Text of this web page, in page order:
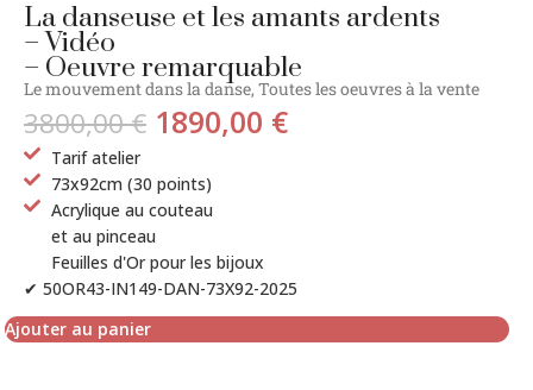
La danseuse et les amants ardents
– Vidéo
– Oeuvre remarquable
Le mouvement dans la danse, Toutes les oeuvres à la vente
3800,00€ 1890,00 €
Tarif atelier
73x92cm (30 points)
Acrylique au couteau
et au pinceau
Feuilles d'Or pour les bijoux
✔ 50OR43-IN149-DAN-73X92-2025
Ajouter au panier